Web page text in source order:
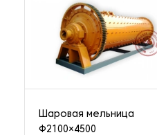
Шаровая мельница
Ф2100×4500